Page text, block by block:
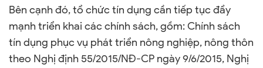
Bên cạnh đó, tổ chức tín dụng cần tiếp tục đẩy
mạnh triển khai các chính sách, gồm: Chính sách
tín dụng phục vụ phát triển nông nghiệp, nông thôn
theo Nghị định 55/2015/NĐ-CP ngày 9/6/2015, Nghị